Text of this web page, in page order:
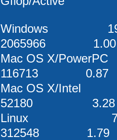
2065966
Mac OS
116713
Mac OS
52180 3.28
Linux
312548